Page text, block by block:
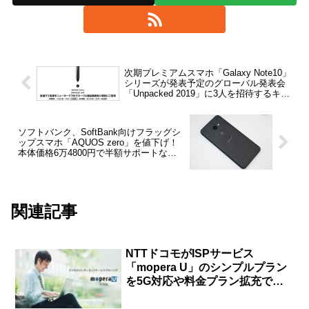
次期プレミアムスマホ「Galaxy Note10」
シリーズが発表予定のグローバル発表会
「Unpacked 2019」に3人を招待するキャ
ークへの旅費を負担
ソフトバンク、SoftBank向けフラッグシ
ップスマホ「AQUOS zero」を値下げ！
本体価格6万4800円で半額サポートなら
関連記事
NTTドコモがISPサービス
「mopera U」のシンプルプラン
を5G対応や料金プラン拡充で月